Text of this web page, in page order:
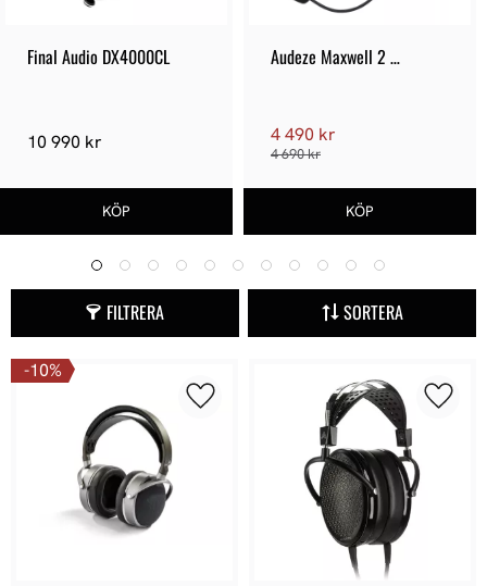
Final Audio DX4000CL
10 990 kr
Audeze Maxwell 2
4 490 kr
4 690 kr
FILTRERA SORTERA
10%
Lägg till i favoriter
Lägg